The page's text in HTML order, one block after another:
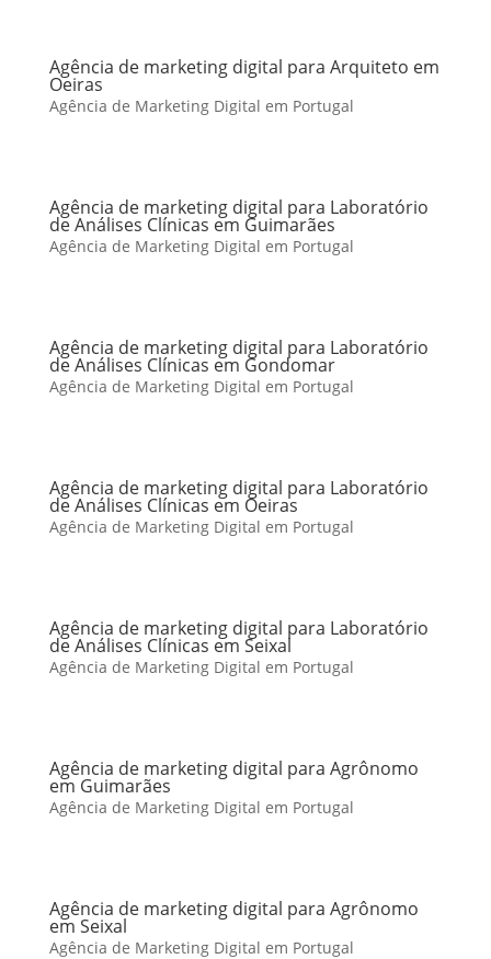
Agência de marketing digital para Arquiteto em
Oeiras
Agência de Marketing Digital em Portugal
Agência de marketing digital para Laboratório
de Análises Clínicas em Guimarães
Agência de Marketing Digital em Portugal
Agência de marketing digital para Laboratório
de Análises Clínicas em Gondomar
Agência de Marketing Digital em Portugal
Agência de marketing digital para Laboratório
de Análises Clínicas em Oeiras
Agência de Marketing Digital em Portugal
Agência de marketing digital para Laboratório
de Análises Clínicas em Seixal
Agência de Marketing Digital em Portugal
Agência de marketing digital para Agrônomo
em Guimarães
Agência de Marketing Digital em Portugal
Agência de marketing digital para Agrônomo
em Seixal
Agência de Marketing Digital em Portugal